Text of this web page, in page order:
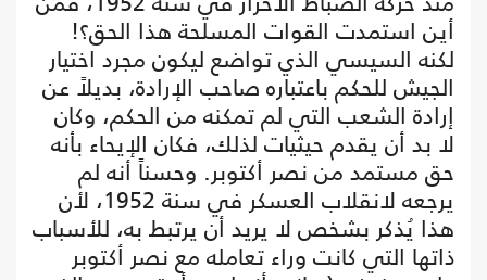
أين استمدت القوات المسلحة هذا الحق؟!
لكنه السيسي الذي تواضع ليكون مجرد اختيار
الجيش للحكم باعتباره صاحب الإرادة، بديلاً عن
إرادة الشعب التي لم تمكنه من الحكم، وكان
لا بد أن يقدم حيثيات لذلك، فكان الإيحاء بأنه
حق مستمد من نصر أكتوبر. وحسناً أنه لم
يرجعه لانقلاب العسكر في سنة 1952، لأن
هذا يُذكر بشخص لا يريد أن يرتبط به، للأسباب
ذاتها التي كانت وراء تعامله مع نصر أكتوبر